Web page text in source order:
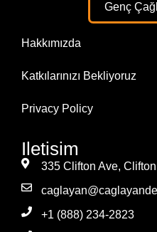
Genç
Hakkımızda
Katkılarınızı Bekliyoruz
Privacy Policy
Iletisim
335 Clifton Ave,
+1 (888) 234-2823